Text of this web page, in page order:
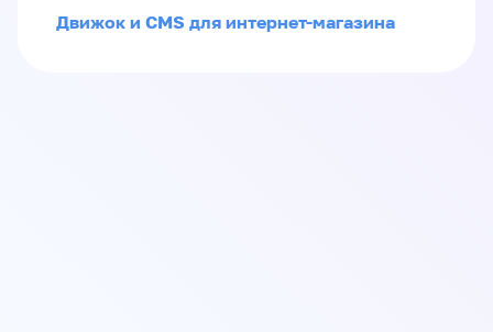
Движок и CMS для интернет-магазина